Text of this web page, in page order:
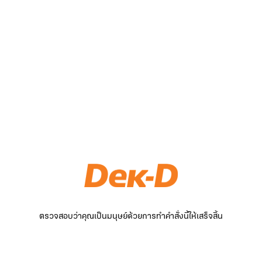
ตรวจสอบว่าคุณเป็นมนุษย์ด้วยการทำคำสั่งนี้ให้เสร็จสิ้น